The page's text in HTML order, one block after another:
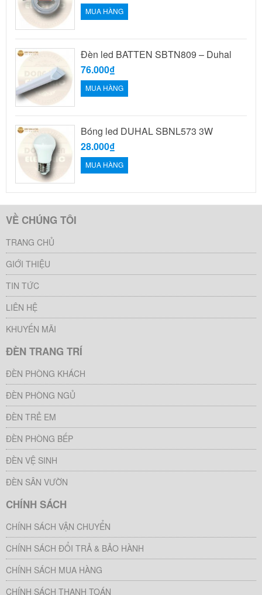
MUA HÀNG
Đèn led BATTEN SBTN809 – Duhal
76.000₫
MUA HÀNG
Bóng led DUHAL SBNL573 3W
28.000₫
MUA HÀNG
VỀ CHÚNG TÔI
TRANG CHỦ
GIỚI THIỆU
TIN TỨC
LIÊN HỆ
KHUYẾN MÃI
ĐÈN TRANG TRÍ
ĐÈN PHÒNG KHÁCH
ĐÈN PHÒNG NGỦ
ĐÈN TRẺ EM
ĐÈN PHÒNG BẾP
ĐÈN VỆ SINH
ĐÈN SÂN VƯỜN
CHÍNH SÁCH
CHÍNH SÁCH VẬN CHUYỂN
CHÍNH SÁCH ĐỔI TRẢ & BẢO HÀNH
CHÍNH SÁCH MUA HÀNG
CHÍNH SÁCH THANH TOÁN